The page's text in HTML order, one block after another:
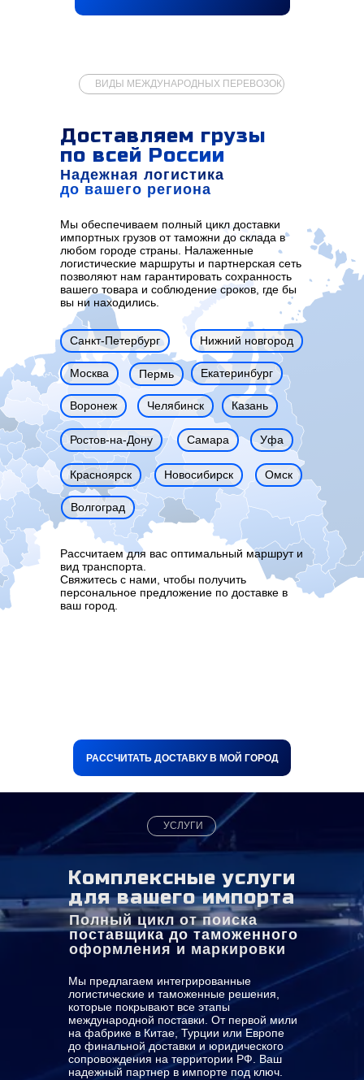
ВИДЫ МЕЖДУНАРОДНЫХ ПЕРЕВОЗОК
Доставляем грузы
по всей России
Надежная логистика
до вашего региона
Мы обеспечиваем полный цикл доставки
импортных грузов от таможни до склада в
любом городе страны. Налаженные
логистические маршруты и партнерская сеть
позволяют нам гарантировать сохранность
вашего товара и соблюдение сроков, где бы
вы ни находились.
Санкт-Петербург
Красноярск Новосибирск Омск
Челябинск
Екатеринбург
Волгоград
Самара
Ростов-на-Дону Уфа
Пермь
Нижний новгород
Казань
Воронеж
Москва
Рассчитаем для вас оптимальный маршрут и
вид транспорта.
Свяжитесь с нами, чтобы получить
персональное предложение по доставке в
ваш город.
РАССЧИТАТЬ ДОСТАВКУ В МОЙ ГОРОД
УСЛУГИ
Комплексные услуги
для вашего импорта
Полный цикл от поиска
поставщика до таможенного
оформления и маркировки
Мы предлагаем интегрированные
логистические и таможенные решения,
которые покрывают все этапы
международной поставки. От первой мили
на фабрике в Китае, Турции или Европе
до финальной доставки и юридического
сопровождения на территории РФ. Ваш
надежный партнер в импорте под ключ.